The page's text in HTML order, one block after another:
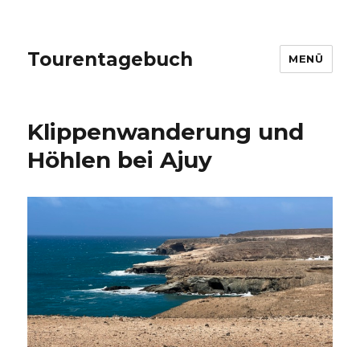
Tourentagebuch MENÜ
Klippenwanderung und
Höhlen bei Ajuy